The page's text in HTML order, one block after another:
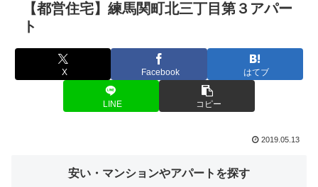
【都営住宅】練馬関町北三丁目第３アパー
ト
X Facebook はてブ
LINE コピー
2019.05.13
安い・マンションやアパートを探す